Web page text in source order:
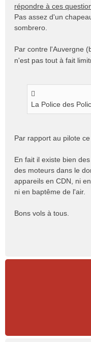
répondre à ces
Pas assez d'un
sombrero.
Par contre l'Auvergne
n'est pas tout à fait
La Police des
Par rapport au pilote
En fait il existe bien
des moteurs dans le
appareils en CDN, ni
ni en baptême de l'air.
Bons vols à tous.